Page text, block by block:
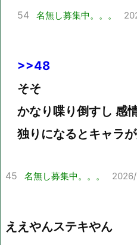
54 名無し募集中。。。
>>48
そそ
かなり喋り倒すし 感
独りになるとキャラ
45 名無し募集中。。。
ええやんステキやん